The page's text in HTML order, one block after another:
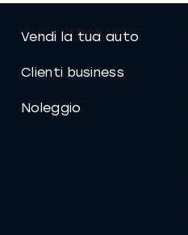
Vendi la tua auto
Clienti business
Noleggio